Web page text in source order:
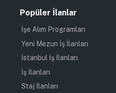
Popüler İlanlar
İşe Alım Programları
Yeni Mezun İş İlanları
İstanbul İş İlanları
İş İlanları
Staj İlanları